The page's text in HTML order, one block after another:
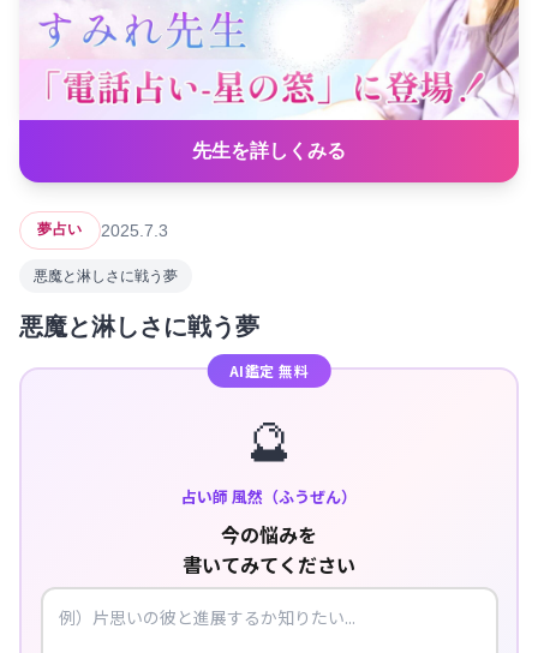
先生を詳しくみる
夢占い 2025.7.3
悪魔と淋しさに戦う夢
悪魔と淋しさに戦う夢
AI鑑定 無料
🔮
占い師 風然（ふうぜん）
今の悩みを
書いてみてください